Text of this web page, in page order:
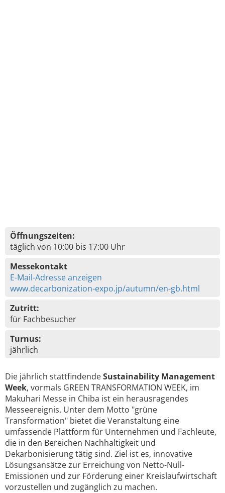
Öffnungszeiten:
täglich von 10:00 bis 17:00 Uhr
Messekontakt
E-Mail-Adresse anzeigen
www.decarbonization-expo.jp/autumn/en-gb.html
Zutritt:
für Fachbesucher
Turnus:
jährlich
Die jährlich stattfindendeSustainability Management
Week, vormals GREEN TRANSFORMATION WEEK, im
Makuhari Messe in Chiba ist ein herausragendes
Messeereignis. Unter dem Motto "grüne
Transformation" bietet die Veranstaltung eine
umfassende Plattform für Unternehmen und Fachleute,
die in den Bereichen Nachhaltigkeit und
Dekarbonisierung tätig sind. Ziel ist es, innovative
Lösungsansätze zur Erreichung von Netto-Null-
Emissionen und zur Förderung einer Kreislaufwirtschaft
vorzustellen und zugänglich zu machen.